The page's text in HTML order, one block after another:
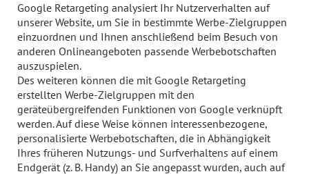
Google Retargeting analysiert Ihr Nutzerverhalten auf
unserer Website, um Sie in bestimmte Werbe-Zielgruppen
einzuordnen und Ihnen anschließend beim Besuch von
anderen Onlineangeboten passende Werbebotschaften
auszuspielen.
Des weiteren können die mit Google Retargeting
erstellten Werbe-Zielgruppen mit den
geräteübergreifenden Funktionen von Google verknüpft
werden. Auf diese Weise können interessenbezogene,
personalisierte Werbebotschaften, die in Abhängigkeit
Ihres früheren Nutzungs- und Surfverhaltens auf einem
Endgerät (z. B. Handy) an Sie angepasst wurden, auch auf